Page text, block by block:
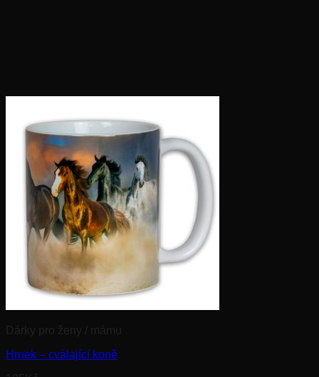
Dárky pro ženy / mámu
Hrnek – cválající koně